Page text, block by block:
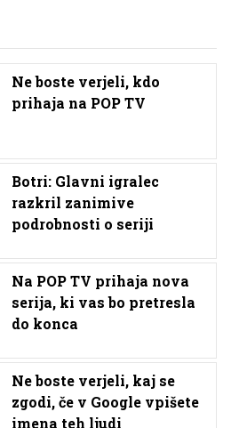
Ne boste verjeli, kdo
prihaja na POP TV
Botri: Glavni igralec
razkril zanimive
podrobnosti o seriji
Na POP TV prihaja nova
serija, ki vas bo pretresla
do konca
Ne boste verjeli, kaj se
zgodi, če v Google vpišete
imena teh ljudi